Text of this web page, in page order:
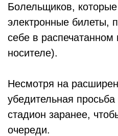
Болельщиков,
электронные билеты,
себе в
носителе).
Несмотря на
убедительная
стадион заранее,
очереди.